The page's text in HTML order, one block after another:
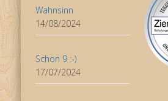
Wahnsinn
14/08/2024
Schon 9 :-)
17/07/2024